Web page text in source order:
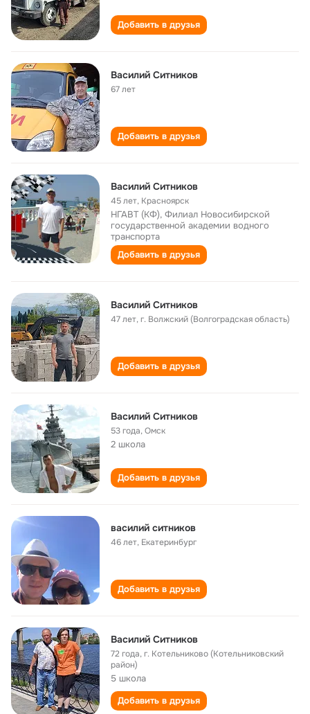
Добавить в друзья
Василий Ситников
67 лет
Добавить в друзья
Василий Ситников
45 лет, Красноярск
НГАВТ (КФ), Филиал Новосибирской
государственной академии водного
транспорта
Добавить в друзья
Василий Ситников
47 лет,г. Волжский (Волгоградская область)
Добавить в друзья
Василий Ситников
53 года,Омск
2 школа
Добавить в друзья
василий ситников
46 лет, Екатеринбург
Добавить в друзья
Василий Ситников
72 года,г. Котельниково (Котельниковский
район)
5 школа
Добавить в друзья